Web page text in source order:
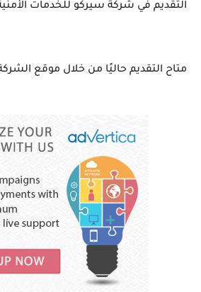
التقديم في شركة سيركو للخدمات
متاح التقديم حاليًا من خلال موقع